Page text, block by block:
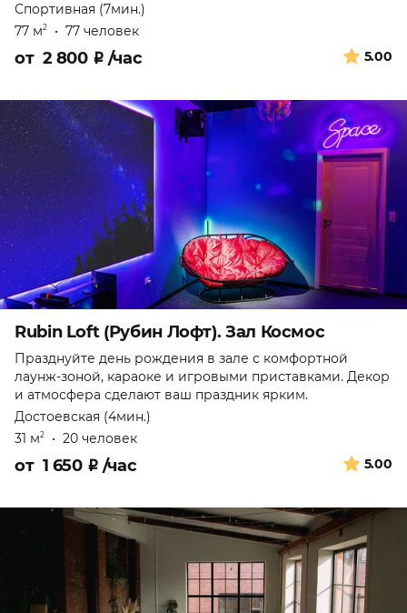
Спортивная (7мин.)
77 м2 • 77 человек
5.00
от 2 800 ₽ /час
Rubin Loft (Рубин Лофт). Зал Космос
Празднуйте день рождения в зале с комфортной
лаунж-зоной, караоке и игровыми приставками. Декор
и атмосфера сделают ваш праздник ярким.
Достоевская (4мин.)
31 м2 • 20 человек
5.00
от 1 650 ₽ /час